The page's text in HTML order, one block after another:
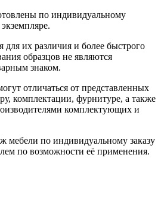
по индивидуальному
их различия и более быстрого
образцов не являются
знаком.
отличаться от представленных
комплектации, фурнитуре, а также
комплектующих и
мебели по индивидуальному заказу
по возможности её применения.